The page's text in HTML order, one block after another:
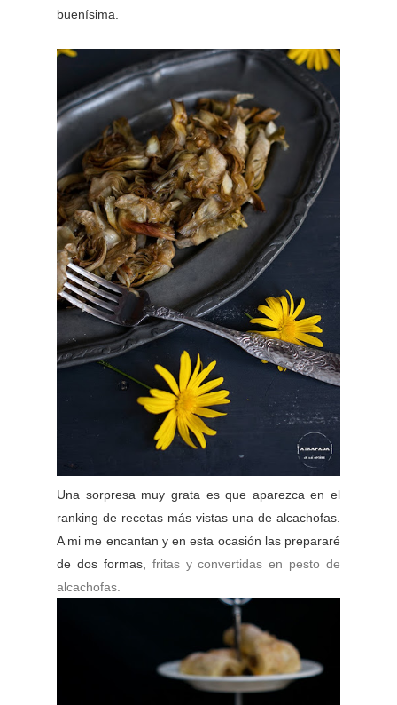
buenísima.
Una sorpresa muy grata es que aparezca en el
ranking de recetas más vistas una de alcachofas.
A mi me encantan y en esta ocasión las prepararé
de dos formas,
fritas y convertidas en pesto de
alcachofas.